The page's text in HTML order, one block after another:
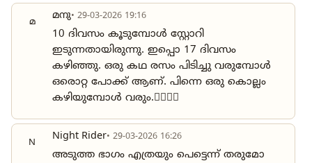
മ മനു• 29-03-2026 19:16
10 ദിവസം കൂടുമ്പോൾ സ്റ്റോറി
ഇടുന്നതായിരുന്നു. ഇപ്പൊ 17 ദിവസം
കഴിഞ്ഞു. ഒരു കഥ രസം പിടിച്ചു വരുമ്പോൾ
ഒരൊറ്റ പോക്ക് ആണ്. പിന്നെ ഒരു കൊല്ലം
കഴിയുമ്പോൾ വരും.🙂‍↕️🙂‍↕️
N Night Rider• 29-03-2026 16:26
അടുത്ത ഭാഗം എത്രയും പെട്ടെന്ന് തരുമോ